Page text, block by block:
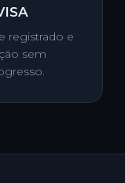
registrado e
sem